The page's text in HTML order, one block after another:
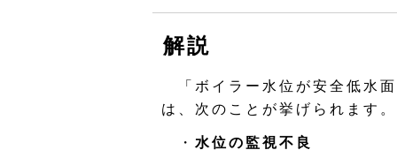
解説
「ボイラー水位が安全低水
は、次のことが挙げられます。
・ 水位の監視不良